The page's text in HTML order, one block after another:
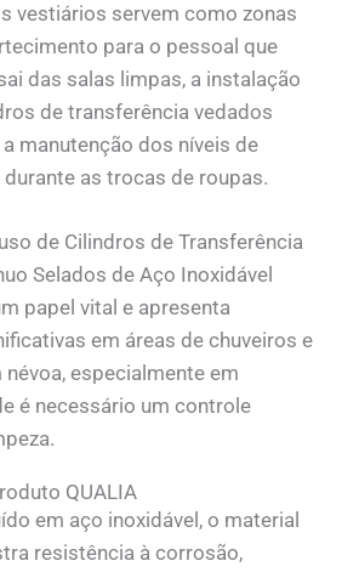
vestiários servem como zonas
para o pessoal que
das salas limpas, a instalação
de transferência vedados
manutenção dos níveis de
durante as trocas de roupas.
de Cilindros de Transferência
Selados de Aço Inoxidável
papel vital e apresenta
em áreas de chuveiros e
especialmente em
é necessário um controle
QUALIA
em aço inoxidável, o material
resistência à corrosão,